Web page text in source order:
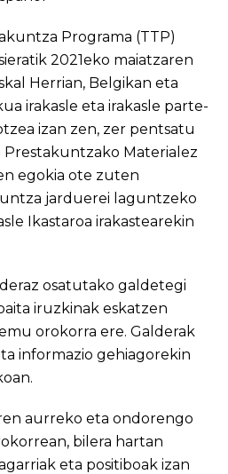
Programa (TTP)
2021eko maiatzaren
Herrian, Belgikan eta
irakasle eta irakasle parte-
izan zen, zer pentsatu
Materialez
egokia ote zuten
jarduerei laguntzeko
Ikastaroa irakastearekin
osatutako galdetegi
iruzkinak eskatzen
orokorra ere. Galderak
informazio gehiagorekin
aurreko eta ondorengo
bilera hartan
eta positiboak izan